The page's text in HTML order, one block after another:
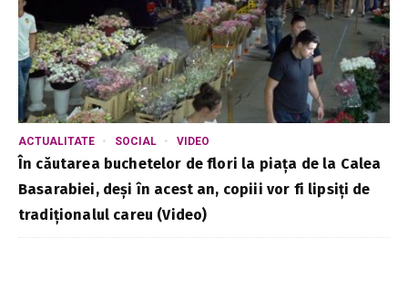
ACTUALITATE SOCIAL VIDEO
În căutarea buchetelor de flori la piața de la Calea
Basarabiei, deși în acest an, copiii vor fi lipsiți de
tradiționalul careu (Video)